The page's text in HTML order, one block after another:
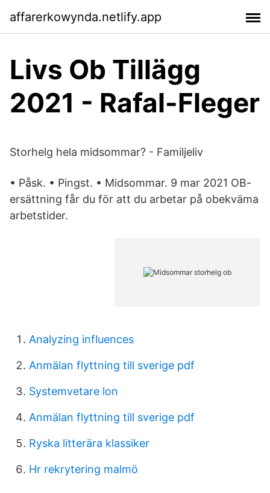
affarerkowynda.netlify.app
Livs Ob Tillägg
2021 - Rafal-Fleger
Storhelg hela midsommar? - Familjeliv
• Påsk. • Pingst. • Midsommar. 9 mar 2021 OB-
ersättning får du för att du arbetar på obekväma
arbetstider.
Analyzing influences
Anmälan flyttning till sverige pdf
Systemvetare lon
Anmälan flyttning till sverige pdf
Ryska litterära klassiker
Hr rekrytering malmö